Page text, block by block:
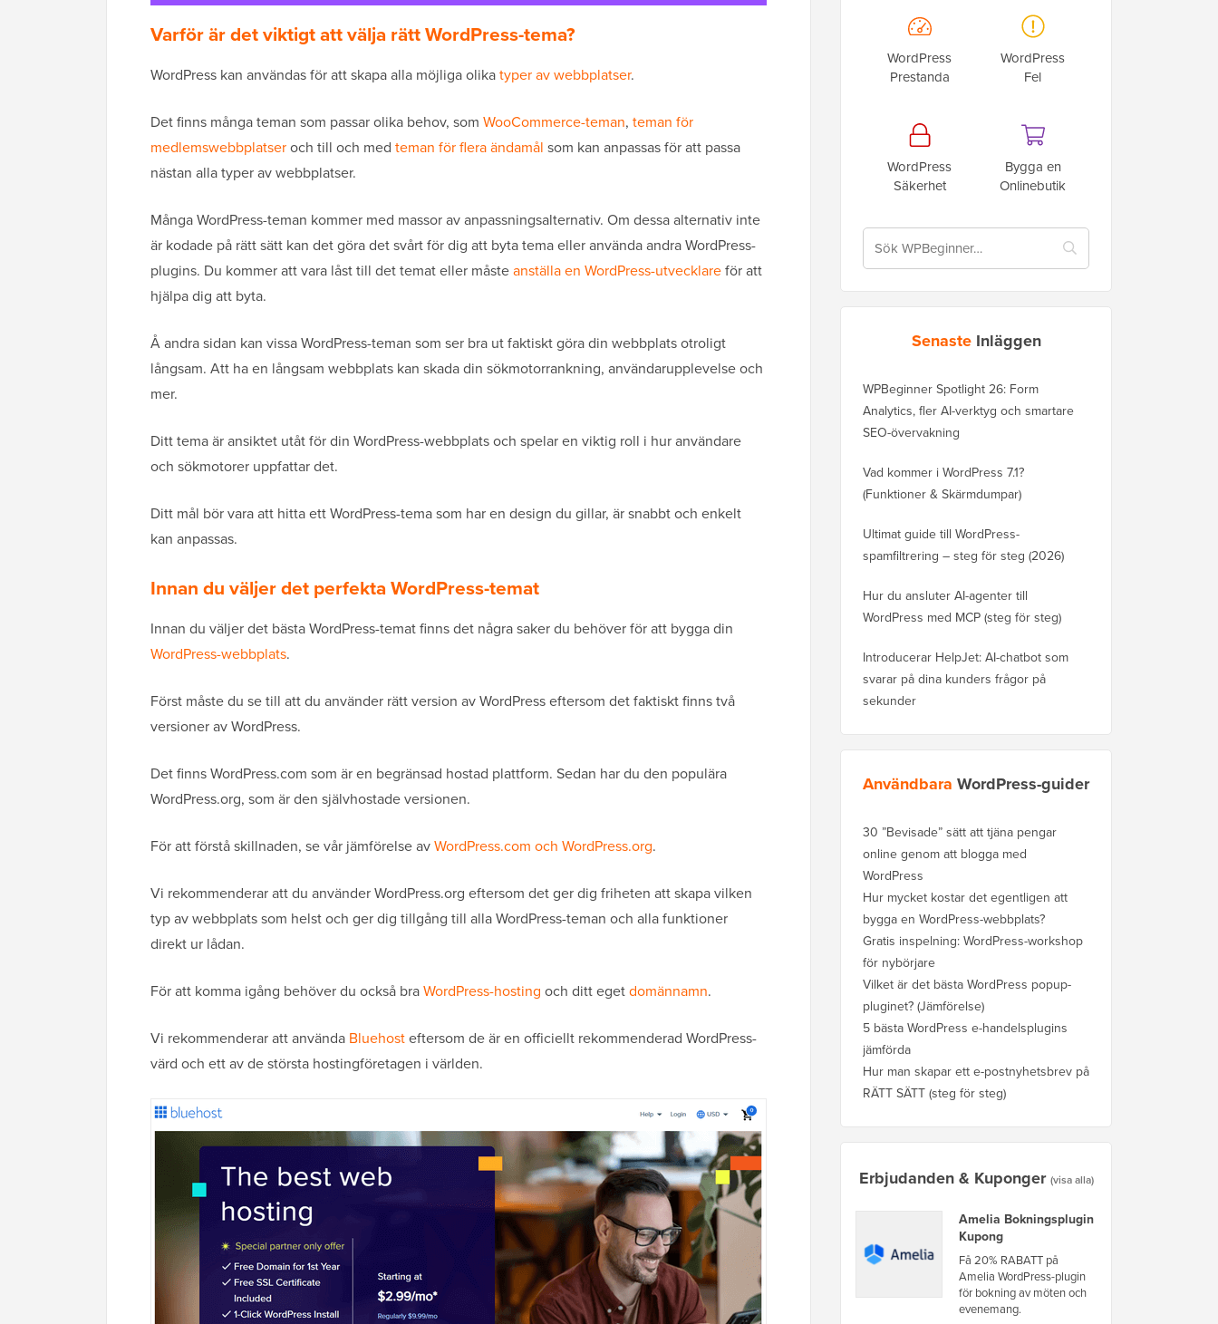
Varför är det viktigt att välja rätt WordPress-tema?
WordPress kan användas för att skapa alla möjliga olikatyper av webbplatser.
Det finns många teman som passar olika behov, som WooCommerce-teman, teman för
medlemswebbplatseroch till och med teman för flera ändamål som kan anpassas för att passa
nästan alla typer av webbplatser.
Många WordPress-teman kommer med massor av anpassningsalternativ. Om dessa alternativ inte
är kodade på rätt sätt kan det göra det svårt för dig att byta tema eller använda andra WordPress-
plugins. Du kommer att vara låst till det temat eller måsteanställa en WordPress-utvecklareför att
hjälpa dig att byta.
Å andra sidan kan vissa WordPress-teman som ser bra ut faktiskt göra din webbplats otroligt
långsam. Att ha en långsam webbplats kan skada din sökmotorrankning, användarupplevelse och
mer.
Ditt tema är ansiktet utåt för din WordPress-webbplats och spelar en viktig roll i hur användare
och sökmotorer uppfattar det.
Ditt mål bör vara att hitta ett WordPress-tema som har en design du gillar, är snabbt och enkelt
kan anpassas.
Innan du väljer det perfekta WordPress-temat
Innan du väljer det bästa WordPress-temat finns det några saker du behöver för att bygga din
WordPress-webbplats.
Först måste du se till att du använder rätt version av WordPress eftersom det faktiskt finns två
versioner av WordPress.
Det finns WordPress.com som är en begränsad hostad plattform. Sedan har du den populära
WordPress.org, som är den självhostade versionen.
För att förstå skillnaden, se vår jämförelse avWordPress.com och WordPress.org.
Vi rekommenderar att du använder WordPress.org eftersom det ger dig friheten att skapa vilken
typ av webbplats som helst och ger dig tillgång till alla WordPress-teman och alla funktioner
direkt ur lådan.
För att komma igång behöver du också braWordPress-hosting och ditt egetdomännamn.
Vi rekommenderar att använda Bluehosteftersom de är en officiellt rekommenderad WordPress-
värd och ett av de största hostingföretagen i världen.
WordPress
Prestanda
WordPress
Fel
WordPress
Säkerhet
Bygga en
Onlinebutik
Senaste Inläggen
WPBeginner Spotlight 26: Form
Analytics, fler AI-verktyg och smartare
SEO-övervakning
Vad kommer i WordPress 7.1?
(Funktioner & Skärmdumpar)
Ultimat guide till WordPress-
spamfiltrering – steg för steg (2026)
Hur du ansluter AI-agenter till
WordPress med MCP (steg för steg)
Introducerar HelpJet: AI-chatbot som
svarar på dina kunders frågor på
sekunder
Användbara WordPress-guider
30 ”Bevisade” sätt att tjäna pengar
online genom att blogga med
WordPress
Hur mycket kostar det egentligen att
bygga en WordPress-webbplats?
Gratis inspelning: WordPress-workshop
för nybörjare
Vilket är det bästa WordPress popup-
pluginet? (Jämförelse)
5 bästa WordPress e-handelsplugins
jämförda
Hur man skapar ett e-postnyhetsbrev på
RÄTT SÄTT (steg för steg)
Erbjudanden & Kuponger (visa alla)
Amelia Bokningsplugin
Kupong
Få 20% RABATT på
Amelia WordPress-plugin
för bokning av möten och
evenemang.